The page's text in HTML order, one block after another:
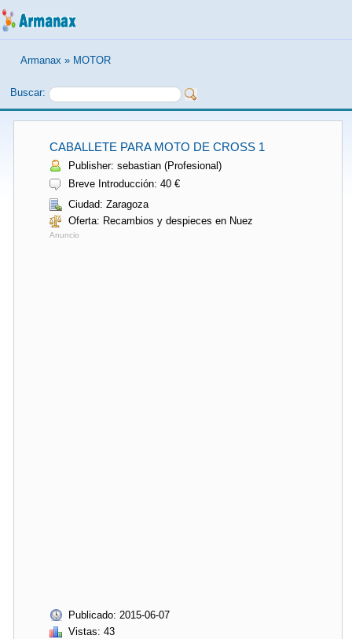
Armanax » MOTOR
Buscar:
CABALLETE PARA MOTO DE CROSS 1
Publisher: sebastian (Profesional)
Breve Introducción: 40 €
Ciudad: Zaragoza
Oferta: Recambios y despieces en Nuez
Anuncio
Publicado: 2015-06-07
Vistas: 43